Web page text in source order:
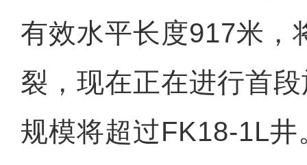
有效水平长度917米，
裂，现在正在进行首
规模将超过FK18-1L井